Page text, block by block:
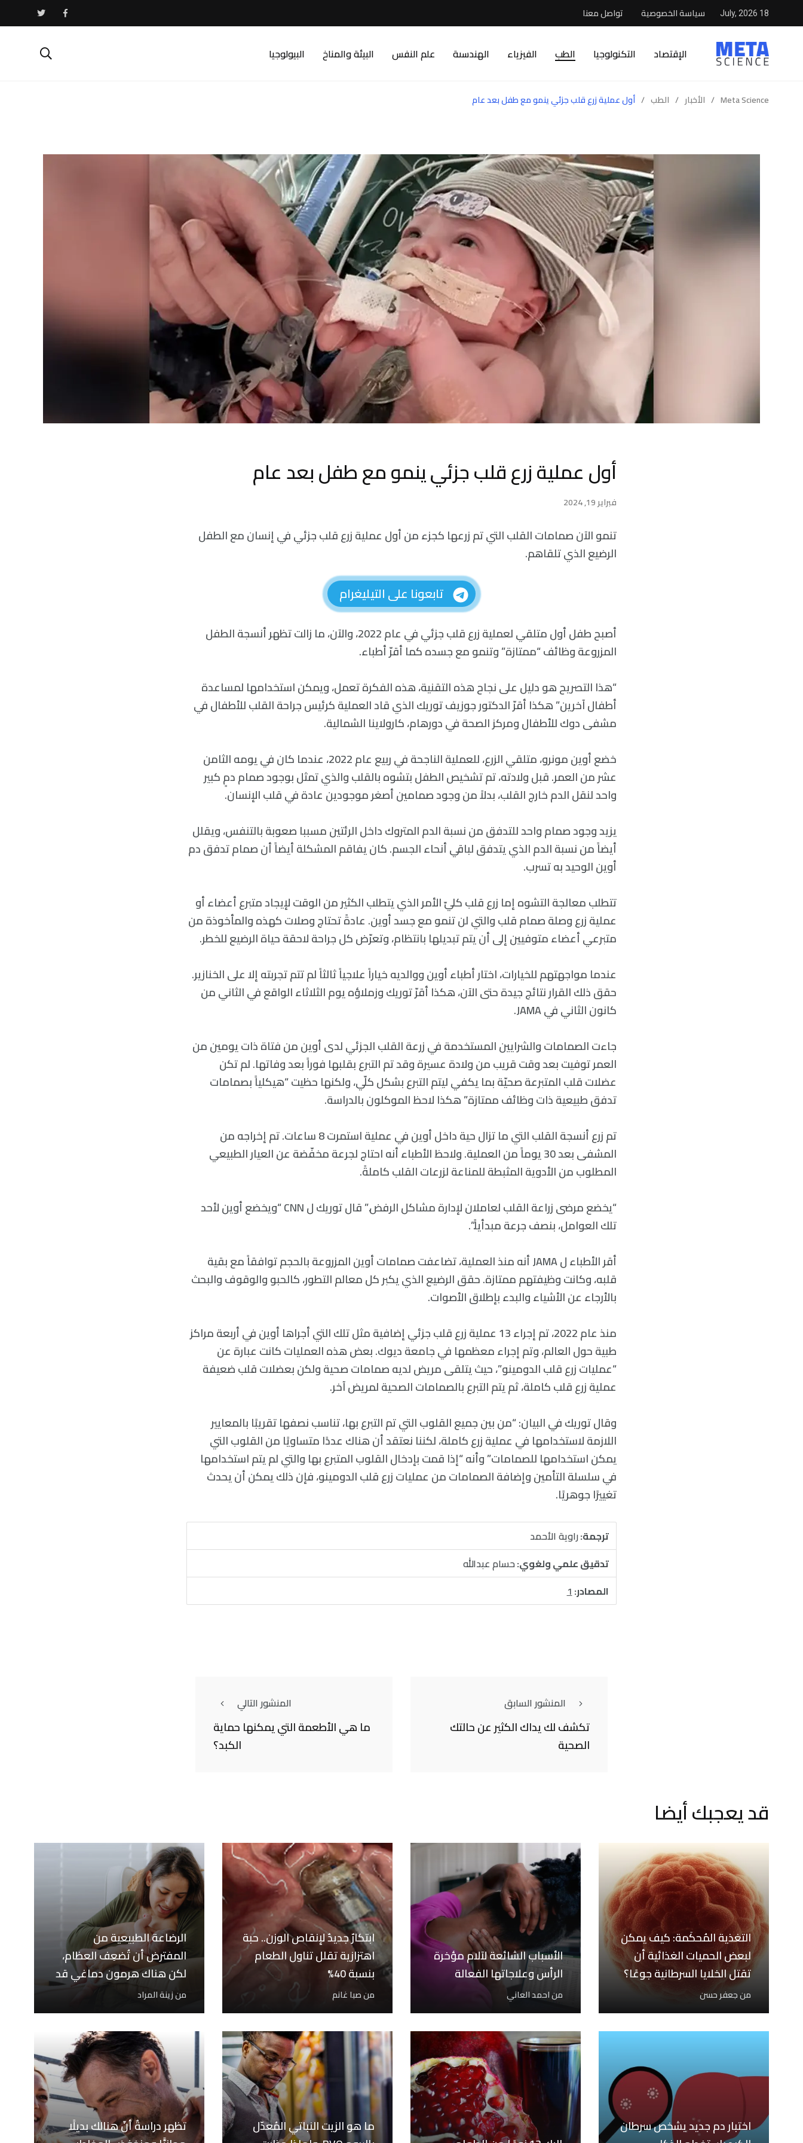
18 July, 2026 سياسة الخصوصية تواصل معنا
الإقتصاد التكنولوجيا الطب الفيزياء الهندسىة علم النفس البيئة والمناخ البيولوجيا
Meta Science
/ الأخبار / الطب / أول عملية زرع قلب جزئي ينمو مع طفل بعد عام
أول عملية زرع قلب جزئي ينمو مع طفل بعد عام
فبراير 19, 2024
تنمو الآن صمامات القلب التي تم زرعها كجزء من أول عملية زرع قلب جزئي في إنسان مع الطفل
الرضيع الذي تلقاهم.
تابعونا على التيليغرام
أصبح طفل أول متلقي لعملية زرع قلب جزئي في عام 2022، والآن، ما زالت تظهر أنسجة الطفل
المزروعة وظائف “ممتازة” وتنمو مع جسده كما أقرّ أطباء.
“هذا التصريح هو دليل على نجاح هذه التقنية، هذه الفكرة تعمل، ويمكن استخدامها لمساعدة
أطفال آخرين” هكذا أقرّ الدكتور جوزيف توريك الذي قاد العملية كرئيس جراحة القلب للأطفال في
مشفى دوك للأطفال ومركز الصحة في دورهام، كارولاينا الشمالية.
خضع أوين مونرو، متلقي الزرع، للعملية الناجحة في ربيع عام 2022، عندما كان في يومه الثامن
عشر من العمر. قبل ولادته، تم تشخيص الطفل بتشوه بالقلب والذي تمثل بوجود صمام دمٍ كبير
واحد لنقل الدم خارج القلب، بدلاً من وجود صمامين أصغر موجودين عادة في قلب الإنسان.
يزيد وجود صمام واحد للتدفق من نسبة الدم المتروك داخل الرئتين مسببا صعوبة بالتنفس، ويقلل
أيضاً من نسبة الدم الذي يتدفق لباقي أنحاء الجسم. كان يفاقم المشكلة أيضاً أن صمام تدفق دم
أوين الوحيد به تسرب.
تتطلب معالجة التشوه إما زرع قلب كليّ الأمر الذي يتطلب الكثير من الوقت لإيجاد متبرع أعضاء أو
عملية زرع وصلة صمام قلب والتي لن تنمو مع جسد أوين. عادةً تحتاج وصلات كهذه والمأخوذة من
متبرعي أعضاء متوفيين إلى أن يتم تبديلها بانتظام، وتعرّض كل جراحة لاحقة حياة الرضيع للخطر.
عندما مواجهتهم للخيارات، اختار أطباء أوين ووالديه خياراً علاجياً ثالثاً لم تتم تجربته إلا على الخنازير.
حقق ذلك القرار نتائج جيدة حتى الآن، هكذا أقرّ توريك وزملاؤه يوم الثلاثاء الواقع في الثاني من
كانون الثاني في JAMA.
جاءت الصمامات والشرايين المستخدمة في زرعة القلب الجزئي لدى أوين من فتاة ذات يومين من
العمر توفيت بعد وقت قريب من ولادة عسيرة وقد تم التبرع بقلبها فوراً بعد وفاتها. لم تكن
عضلات قلب المتبرعة صحيّة بما يكفي ليتم التبرع بشكل كلّي، ولكنها حظيت “هيكلياً بصمامات
تدفق طبيعية ذات وظائف ممتازة” هكذا لاحظ الموكلون بالدراسة.
تم زرع أنسجة القلب التي ما تزال حية داخل أوين في عملية استمرت 8 ساعات. تم إخراجه من
المشفى بعد 30 يوماً من العملية. ولاحظ الأطباء أنه احتاج لجرعة مخفّضة عن العيار الطبيعي
المطلوب من الأدوية المثبطة للمناعة لزرعات القلب كاملةً.
“يخضع مرضى زراعة القلب لعاملان لإدارة مشاكل الرفض.” قال توريك ل CNN “ويخضع أوين لأحد
تلك العوامل، بنصف جرعة مبدأياً.”.
أقر الأطباء ل JAMA أنه منذ العملية، تضاعفت صمامات أوين المزروعة بالحجم توافقاً مع بقية
قلبه، وكانت وظيفتهم ممتازة. حقق الرضيع الذي يكبر كل معالم التطور، كالحبو والوقوف والبحث
بالأرجاء عن الأشياء والبدء بإطلاق الأصوات.
منذ عام 2022، تم إجراء 13 عملية زرع قلب جزئي إضافية مثل تلك التي أجراها أوين في أربعة مراكز
طبية حول العالم، وتم إجراء معظمها في جامعة ديوك. بعض هذه العمليات كانت عبارة عن
“عمليات زرع قلب الدومينو”، حيث يتلقى مريض لديه صمامات صحية ولكن بعضلات قلب ضعيفة
عملية زرع قلب كاملة، ثم يتم التبرع بالصمامات الصحية لمريض آخر.
وقال توريك في البيان: “من بين جميع القلوب التي تم التبرع بها، تناسب نصفها تقريبًا بالمعايير
اللازمة لاستخدامها في عملية زرع كاملة، لكننا نعتقد أن هناك عددًا متساويًا من القلوب التي
يمكن استخدامها للصمامات” وأنه “إذا قمت بإدخال القلوب المتبرع بها والتي لم يتم استخدامها
في سلسلة التأمين وإضافة الصمامات من عمليات زرع قلب الدومينو، فإن ذلك يمكن أن يحدث
تغييرًا جوهريًا.
ترجمة:راوية الأحمد
تدقيق علمي ولغوي:حسام عبدالله
المصادر:1
المنشور السابق
تكشف لك يداك الكثير عن حالتك
الصحية
المنشور التالي
ما هي الأطعمة التي يمكنها حماية
الكبد؟
قد يعجبك أيضا
التغذية المُحكَمة: كيف يمكن
لبعض الحميات الغذائية أن
تقتل الخلايا السرطانية جوعًا؟
منجعفر حسن
الأسباب الشائعة لآلام مؤخرة
الرأس وعلاجاتها الفعالة
مناحمد العاني
ابتكارٌ جديدٌ لإنقاص الوزن.. حبة
اهتزازية تقلل تناول الطعام
بنسبة 40%
منصبا غانم
الرضاعة الطبيعية من
المفترض أن تُضعِف العظام،
لكن هناك هرمون دماغي قد
يحميها
منزينة المراد
اختبار دم جديد يشخص سرطان
ما هو الزيت النباتي المُعدّل
تظهر دراسةٌ أنّ هنالك بديلًا